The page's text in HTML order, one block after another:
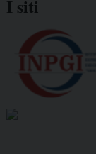
I siti